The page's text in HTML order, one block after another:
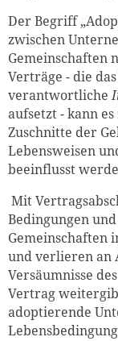
Der Begriff
zwischen
Gemeinschaften
Verträge - die
verantwortliche
aufsetzt - kann
Zuschnitte der
Lebensweisen
beeinflusst
Mit
Bedingungen
Gemeinschaften
und verlieren an
Versäumnisse
Vertrag
adoptierende